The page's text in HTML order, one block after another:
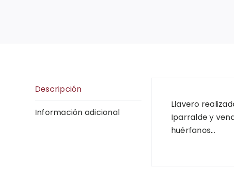
Descripción
Información adicional
Llavero
Iparralde y
huérfanos…